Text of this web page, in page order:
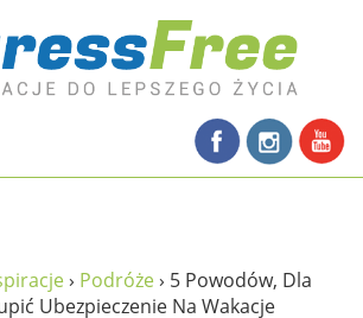
› Podróże› 5 Powodów, Dla
Ubezpieczenie Na Wakacje